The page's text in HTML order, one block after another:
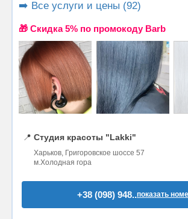
➡️ Все услуги и цены (92)
🎁 Cкидка 5% по промокоду Barb
📍 Студия красоты "Lakki"
Харьков, Григоровское шоссе 57
м.Холодная гора
+38 (098) 948..показать